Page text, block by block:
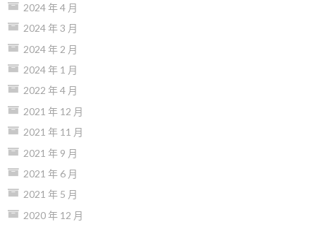
2024 年 4 月
2024 年 3 月
2024 年 2 月
2024 年 1 月
2022 年 4 月
2021 年 12 月
2021 年 11 月
2021 年 9 月
2021 年 6 月
2021 年 5 月
2020 年 12 月